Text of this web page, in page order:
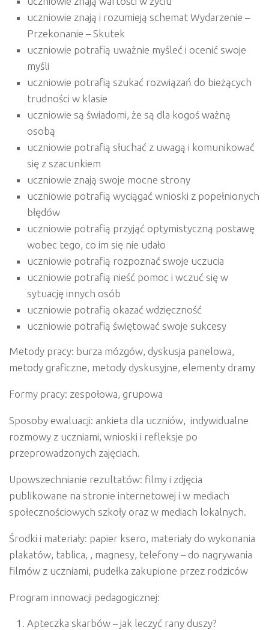
uczniowie znają i rozumieją schemat Wydarzenie –
Przekonanie – Skutek
uczniowie potrafią uważnie myśleć i ocenić swoje
myśli
uczniowie potrafią szukać rozwiązań do bieżących
trudności w klasie
uczniowie są świadomi, że są dla kogoś ważną
osobą
uczniowie potrafią słuchać z uwagą i komunikować
się z szacunkiem
uczniowie znają swoje mocne strony
uczniowie potrafią wyciągać wnioski z popełnionych
błędów
uczniowie potrafią przyjąć optymistyczną postawę
wobec tego, co im się nie udało
uczniowie potrafią rozpoznać swoje uczucia
uczniowie potrafią nieść pomoc i wczuć się w
sytuację innych osób
uczniowie potrafią okazać wdzięczność
uczniowie potrafią świętować swoje sukcesy
Metody pracy: burza mózgów, dyskusja panelowa,
metody graficzne, metody dyskusyjne, elementy dramy
Formy pracy: zespołowa, grupowa
Sposoby ewaluacji: ankieta dla uczniów,
indywidualne
rozmowy z uczniami, wnioski i refleksje po
przeprowadzonych zajęciach.
Upowszechnianie rezultatów: filmy i zdjęcia
publikowane na stronie internetowej i w mediach
społecznościowych szkoły oraz w mediach lokalnych.
Środki i materiały: papier ksero, materiały do wykonania
plakatów, tablica, , magnesy, telefony – do nagrywania
filmów z uczniami, pudełka zakupione przez rodziców
Program innowacji pedagogicznej:
Apteczka skarbów –jak leczyć rany duszy?